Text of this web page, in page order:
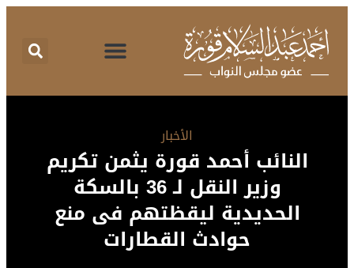
الأخبار
النائب أحمد قورة يثمن تكريم
وزير النقل لـ 36 بالسكة
الحديدية ليقظتهم فى منع
حوادث القطارات